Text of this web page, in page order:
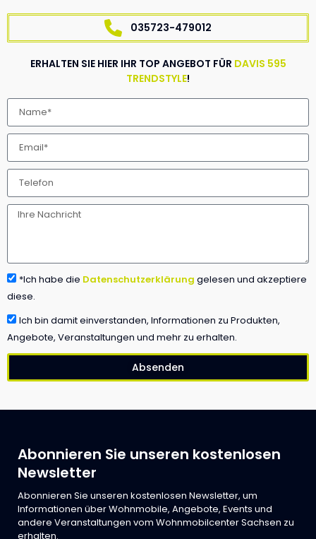
035723-479012
ERHALTEN SIE HIER IHR TOP ANGEBOT FÜR DAVIS 595
TRENDSTYLE!
*Ich habe die Datenschutzerklärung gelesen und akzeptiere
diese.
Ich bin damit einverstanden, Informationen zu Produkten,
Angebote, Veranstaltungen und mehr zu erhalten.
Absenden
Abonnieren Sie unseren kostenlosen
Newsletter
Abonnieren Sie unseren kostenlosen Newsletter, um
Informationen über Wohnmobile, Angebote, Events und
andere Veranstaltungen vom Wohnmobilcenter Sachsen zu
erhalten.